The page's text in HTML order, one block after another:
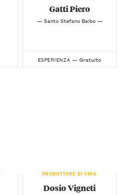
Gatti Piero
— Santo Stefano Belbo —
ESPERIENZA — Gratuito
PRODUTTORE DI VINO
Dosio Vigneti